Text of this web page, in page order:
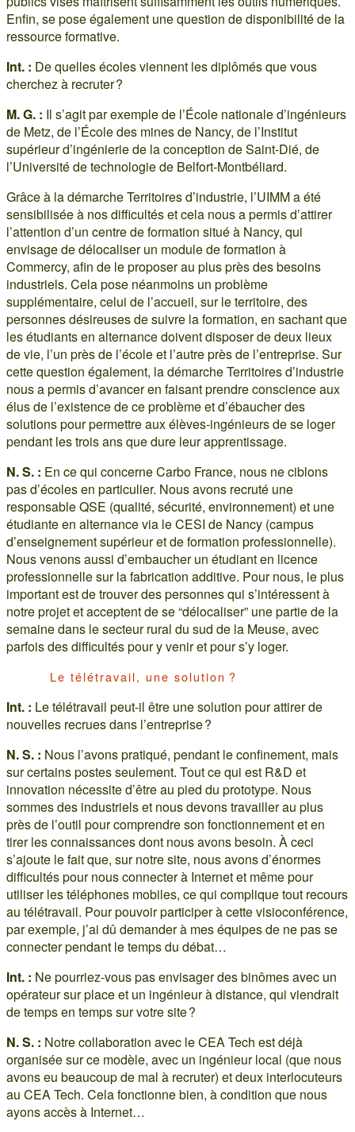
Enfin, se pose également une question de disponibilité de la
ressource formative.
Int. : De quelles écoles viennent les diplômés que vous
cherchez à recruter ?
M. G. : Il s’agit par exemple de l’École nationale d’ingénieurs
de Metz, de l’École des mines de Nancy, de l’Institut
supérieur d’ingénierie de la conception de Saint-Dié, de
l’Université de technologie de Belfort-Montbéliard.
Grâce à la démarche Territoires d’industrie, l’UIMM a été
sensibilisée à nos difficultés et cela nous a permis d’attirer
l’attention d’un centre de formation situé à Nancy, qui
envisage de délocaliser un module de formation à
Commercy, afin de le proposer au plus près des besoins
industriels. Cela pose néanmoins un problème
supplémentaire, celui de l’accueil, sur le territoire, des
personnes désireuses de suivre la formation, en sachant que
les étudiants en alternance doivent disposer de deux lieux
de vie, l’un près de l’école et l’autre près de l’entreprise. Sur
cette question également, la démarche Territoires d’industrie
nous a permis d’avancer en faisant prendre conscience aux
élus de l’existence de ce problème et d’ébaucher des
solutions pour permettre aux élèves-ingénieurs de se loger
pendant les trois ans que dure leur apprentissage.
N. S. : En ce qui concerne Carbo France, nous ne ciblons
pas d’écoles en particulier. Nous avons recruté une
responsable QSE (qualité, sécurité, environnement) et une
étudiante en alternance via le CESI de Nancy (campus
d’enseignement supérieur et de formation professionnelle).
Nous venons aussi d’embaucher un étudiant en licence
professionnelle sur la fabrication additive. Pour nous, le plus
important est de trouver des personnes qui s’intéressent à
notre projet et acceptent de se “délocaliser” une partie de la
semaine dans le secteur rural du sud de la Meuse, avec
parfois des difficultés pour y venir et pour s’y loger.
Le télétravail, une solution ?
Int. : Le télétravail peut-il être une solution pour attirer de
nouvelles recrues dans l’entreprise ?
N. S. : Nous l’avons pratiqué, pendant le confinement, mais
sur certains postes seulement. Tout ce qui est R&D et
innovation nécessite d’être au pied du prototype. Nous
sommes des industriels et nous devons travailler au plus
près de l’outil pour comprendre son fonctionnement et en
tirer les connaissances dont nous avons besoin. À ceci
s’ajoute le fait que, sur notre site, nous avons d’énormes
difficultés pour nous connecter à Internet et même pour
utiliser les téléphones mobiles, ce qui complique tout recours
au télétravail. Pour pouvoir participer à cette visioconférence,
par exemple, j’ai dû demander à mes équipes de ne pas se
connecter pendant le temps du débat…
Int. : Ne pourriez-vous pas envisager des binômes avec un
opérateur sur place et un ingénieur à distance, qui viendrait
de temps en temps sur votre site ?
N. S. : Notre collaboration avec le CEA Tech est déjà
organisée sur ce modèle, avec un ingénieur local (que nous
avons eu beaucoup de mal à recruter) et deux interlocuteurs
au CEA Tech. Cela fonctionne bien, à condition que nous
ayons accès à Internet…